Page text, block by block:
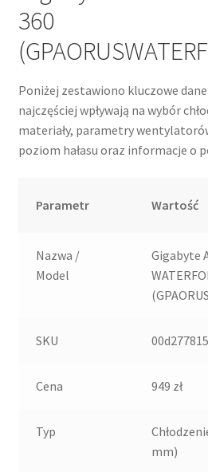
360
Poniżej zestawiono kluczowe
najczęściej wpływają na wybór
materiały, parametry
poziom hałasu oraz informacje o
Parametr Wartość
Nazwa /
Model
Gigabyte
SKU
Cena 949 zł
Typ
mm)